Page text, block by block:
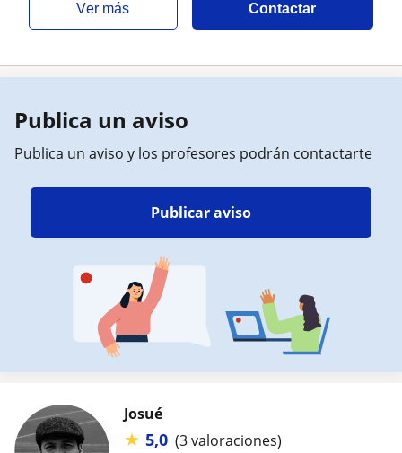
ver más Contactar
Publica un aviso
Publica un aviso y los profesores podrán contactarte
Publicar aviso
Josué
★ 5,0 (3 valoraciones)